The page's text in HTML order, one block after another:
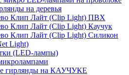
на деревья
Клип Лайт (Clip Light) ПВХ
Клип Лайт (Clip Light) Каучук
Клип Лайт (Clip Light) Силикон
Light)
(LED-лампы)
гирлянды на КАУЧУКЕ